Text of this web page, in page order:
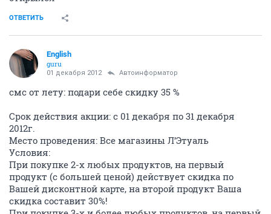
ОТВЕТИТЬ
English
guru
01 декабря 2012 Автоинформатор
смс от лету: подари себе скидку 35 %
Срок действия акции: с 01 декабря по 31 декабря
2012г.
Место проведения: Все магазины Л’Этуаль
Условия:
При покупке 2-х любых продуктов, на первый
продукт (с большей ценой) действует скидка по
Вашей дисконтной карте, на второй продукт Ваша
скидка составит 30%!